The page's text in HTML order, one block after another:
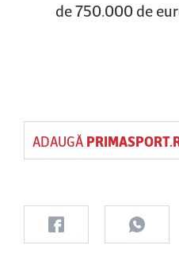
de 750.000 de
ADAUGĂ